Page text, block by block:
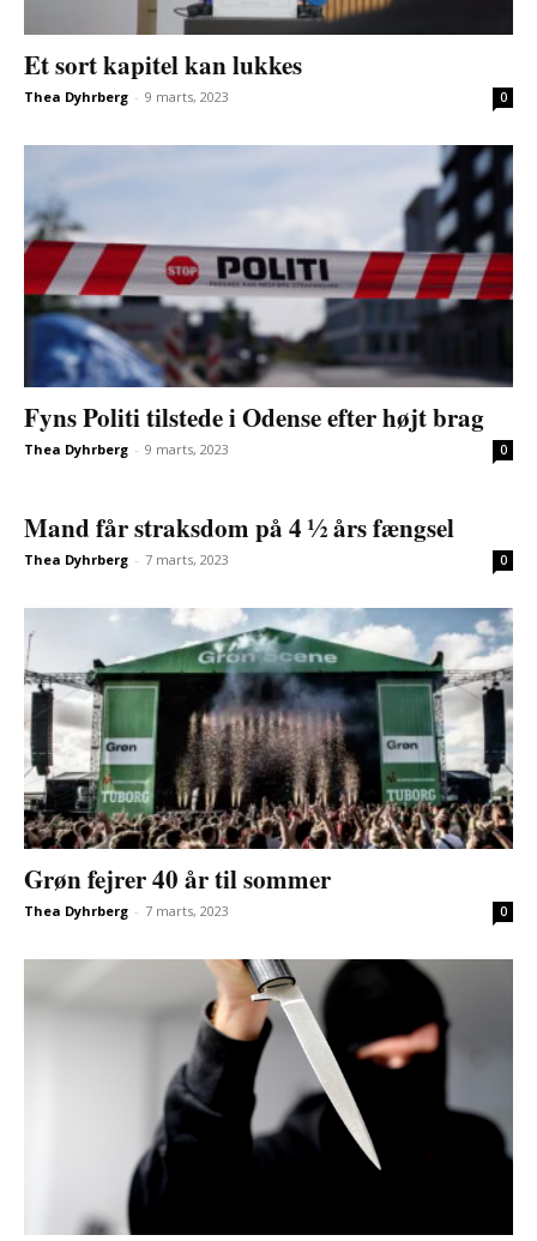
Et sort kapitel kan lukkes
Thea Dyhrberg - 9 marts, 2023 0
Fyns Politi tilstede i Odense efter højt brag
Thea Dyhrberg - 9 marts, 2023 0
Mand får straksdom på 4 ½ års fængsel
Thea Dyhrberg - 7 marts, 2023 0
Grøn fejrer 40 år til sommer
Thea Dyhrberg - 7 marts, 2023 0